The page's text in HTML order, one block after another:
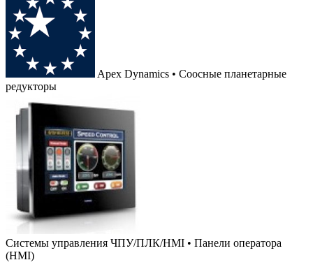
Apex Dynamics • Соосные планетарные
редукторы
Системы управления ЧПУ/ПЛК/HMI • Панели оператора
(HMI)